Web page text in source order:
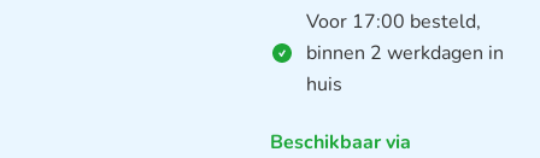
Voor 17:00 besteld,
binnen 2 werkdagen in
huis
Beschikbaar via